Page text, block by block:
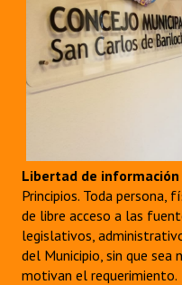
Resoluciones de
INSTITUCIONAL
Antiguos Pobladores
Registros y Distinciones
Datos Históricos
Premio al Mérito -
Audiencias Públicas -
Libertad de información
Principios. Toda persona,
de libre acceso a las
legislativos,
del Municipio, sin que sea
motivan el requerimiento.